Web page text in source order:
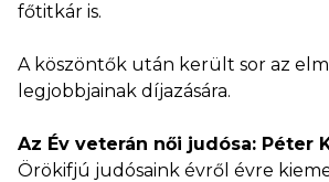
főtitkár is.
A köszöntők után került sor az
legjobbjainak díjazására.
Az Év veterán női judósa: Péter
Örökifjú judósaink évről évre